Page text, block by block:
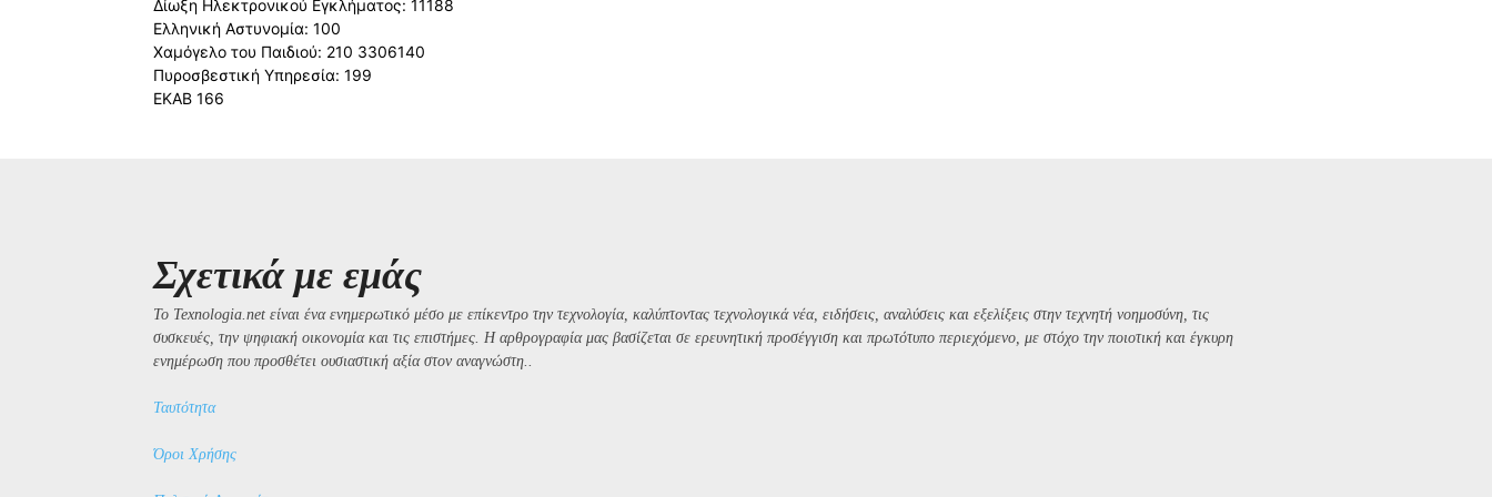
Δίωξη Ηλεκτρονικού Εγκλήματος: 11188
Ελληνική Αστυνομία: 100
Χαμόγελο του Παιδιού: 210 3306140
Πυροσβεστική Υπηρεσία: 199
ΕΚΑΒ 166
Σχετικά με εμάς
Το Texnologia.net είναι ένα ενημερωτικό μέσο με επίκεντρο την τεχνολογία, καλύπτοντας τεχνολογικά νέα, ειδήσεις, αναλύσεις και εξελίξεις στην τεχνητή νοημοσύνη, τις
συσκευές, την ψηφιακή οικονομία και τις επιστήμες. Η αρθρογραφία μας βασίζεται σε ερευνητική προσέγγιση και πρωτότυπο περιεχόμενο, με στόχο την ποιοτική και έγκυρη
ενημέρωση που προσθέτει ουσιαστική αξία στον αναγνώστη..
Ταυτότητα
Όροι Χρήσης